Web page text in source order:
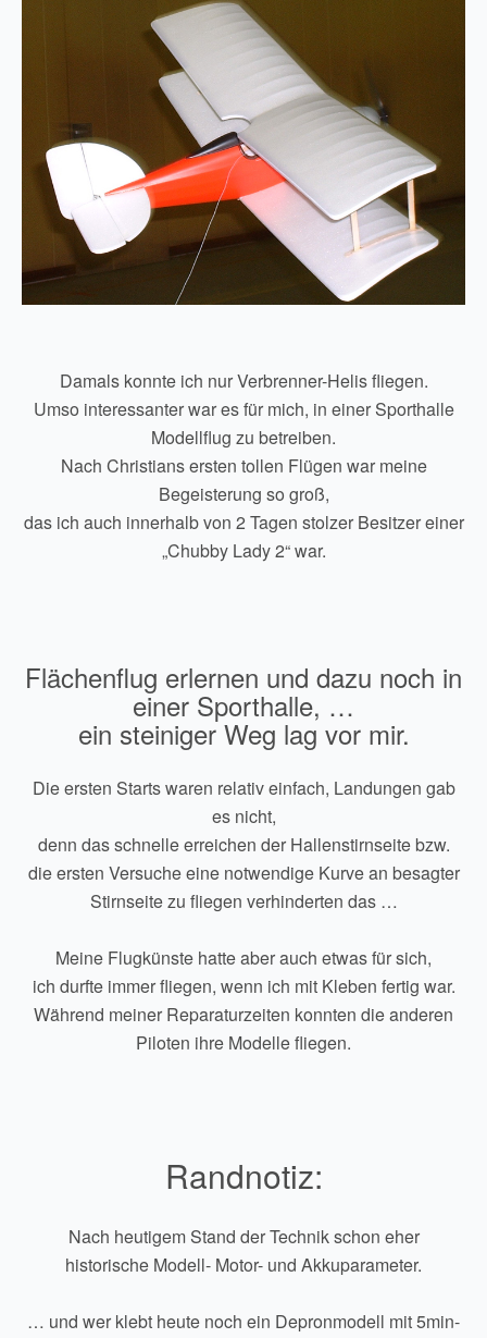
Damals konnte ich nur Verbrenner-Helis fliegen.
Umso interessanter war es für mich, in einer Sporthalle
Modellflug zu betreiben.
Nach Christians ersten tollen Flügen war meine
Begeisterung so groß,
das ich auch innerhalb von 2 Tagen stolzer Besitzer einer
„Chubby Lady 2“ war.
Flächenflug erlernen und dazu noch in
einer Sporthalle, …
ein steiniger Weg lag vor mir.
Die ersten Starts waren relativ einfach, Landungen gab
es nicht,
denn das schnelle erreichen der Hallenstirnseite bzw.
die ersten Versuche eine notwendige Kurve an besagter
Stirnseite zu fliegen verhinderten das …
Meine Flugkünste hatte aber auch etwas für sich,
ich durfte immer fliegen, wenn ich mit Kleben fertig war.
Während meiner Reparaturzeiten konnten die anderen
Piloten ihre Modelle fliegen.
Randnotiz:
Nach heutigem Stand der Technik schon eher
historische Modell- Motor- und Akkuparameter.
… und wer klebt heute noch ein Depronmodell mit 5min-